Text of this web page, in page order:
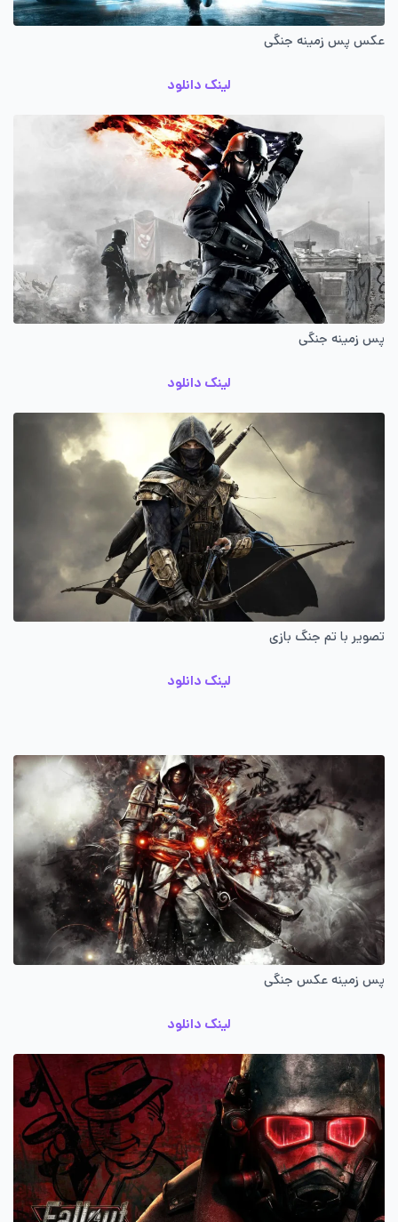
عکس پس زمینه جنگی
لینک دانلود
پس زمینه جنگی
لینک دانلود
تصویر با تم جنگ بازی
لینک دانلود
پس زمینه عکس جنگی
لینک دانلود